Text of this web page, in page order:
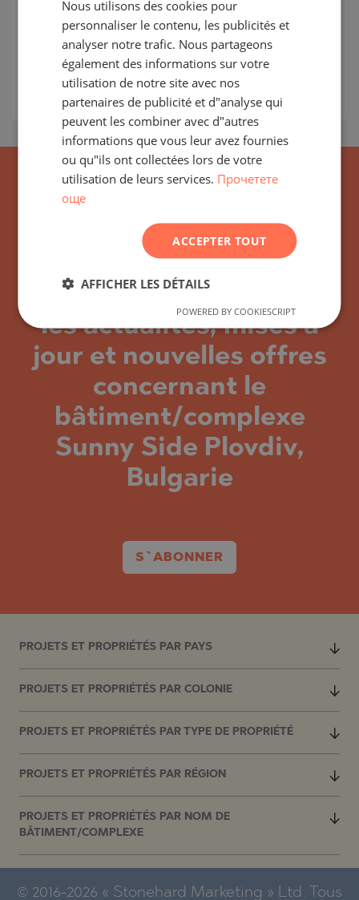
OSTROMILA / PLOVDIV / PLOVDIV / BULGARIE
CARTE
Classe de construction: Standard
214 000-252 000€
Prix au m²: 0 €/m
Abonnez-vous à toutes
les actualités, mises à
jour et nouvelles offres
concernant le
bâtiment/complexe
Sunny Side Plovdiv,
Bulgarie
S`ABONNER
PROJETS ET PROPRIÉTÉS PAR PAYS
PROJETS ET PROPRIÉTÉS PAR COLONIE
PROJETS ET PROPRIÉTÉS PAR TYPE DE PROPRIÉTÉ
PROJETS ET PROPRIÉTÉS PAR RÉGION
PROJETS ET PROPRIÉTÉS PAR NOM DE
BÂTIMENT/COMPLEXE
© 2016-2026 « Stonehard Marketing » Ltd. Tous
GERMAN
ROMANIAN
Nous utilisons des cookies pour
personnaliser le contenu, les publicités et
analyser notre trafic. Nous partageons
également des informations sur votre
utilisation de notre site avec nos
partenaires de publicité et d"analyse qui
peuvent les combiner avec d"autres
informations que vous leur avez fournies
ou qu"ils ont collectées lors de votre
utilisation de leurs services. Прочетете
още
ACCEPTER TOUT
AFFICHER LES DÉTAILS
POWERED BY COOKIESCRIPT